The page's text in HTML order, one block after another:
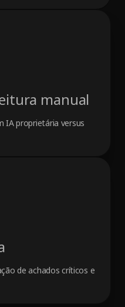
manual
IA proprietária versus
de achados críticos e